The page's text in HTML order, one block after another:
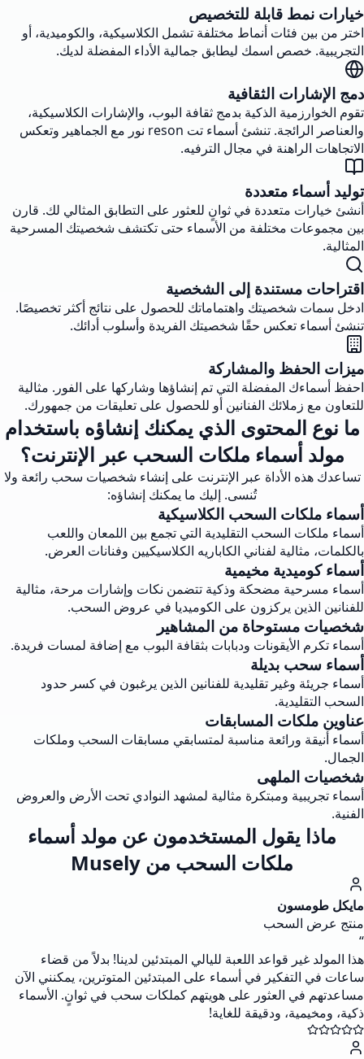
خيارات نمط قابلة للتخصيص
اختر من بين فئات أنماط مختلفة تشمل الكلاسيكية، والكوميدية، أو
التجريبية. خصص اسمك ليطابق جمالية الأداء المفضلة لديك.
دمج الإشارات الثقافية
تقوم الخوارزمية الذكية بدمج ثقافة البوب، والإشارات الكلاسيكية،
والعناصر الرائجة. تنشئ أسماء تت reson نور مع الجماهير وتعكس
الاتجاهات الراهنة في مجال الترفيه.
توليد أسماء متعددة
أنشئ خيارات متعددة في ثوانٍ للعثور على التطابق المثالي لك. قارن
بين مجموعات مختلفة من الأسماء حتى تكتشف شخصيتك المسرحية
المثالية.
اقتراحات مستندة إلى الشخصية
ادخل سمات شخصيتك واهتماماتك للحصول على نتائج أكثر تخصيصًا.
تنشئ أسماء تعكس حقًا شخصيتك الفريدة وأسلوب أدائك.
ميزات الحفظ والمشاركة
احفظ أسماءك المفضلة التي تم إنشاؤها وشاركها على الفور. مثالية
للتعاون مع زملائك الفنانين أو للحصول على تعليقات من جمهورك.
ما نوع المحتوى الذي يمكنك إنشاؤه باستخدام
مولد أسماء ملكات السحب عبر الإنترنت؟
تساعدك هذه الأداة عبر الإنترنت على إنشاء شخصيات سحب رائعة ولا
تُنسى. إليك ما يمكنك إنشاؤه:
أسماء ملكات السحب الكلاسيكية
أسماء ملكات السحب التقليدية التي تجمع بين اللمعان واللعب
بالكلمات، مثالية لفناني الكاباريه الكلاسيكيين وفنانات العرض.
أسماء كوميدية مخيمية
أسماء مسرحية مضحكة وذكية تتضمن نكات وإشارات مرحة، مثالية
للفنانين الذين يركزون على الكوميديا في عروض السحب.
شخصيات مستوحاة من المشاهير
أسماء تكرم الأيقونات ودبابات بثقافة البوب مع إضافة لمسات فريدة.
أسماء سحب بديلة
أسماء جريئة وغير تقليدية للفنانين الذين يرغبون في كسر حدود
السحب التقليدية.
عناوين ملكات المسابقات
أسماء أنيقة ورائعة مناسبة لمتسابقي مسابقات السحب وملكات
الجمال.
شخصيات الملهى
أسماء تجريبية ومبتكرة مثالية لمشهد النوادي تحت الأرض والعروض
الفنية.
ماذا يقول المستخدمون عن مولد أسماء
ملكات السحب من Musely
مايكل طومسون
منتج عرض السحب
“
هذا المولد غير قواعد اللعبة لليالي المبتدئين لدينا! بدلاً من قضاء
ساعات في التفكير في أسماء على المبتدئين المتوترين، يمكنني الآن
مساعدتهم في العثور على هويتهم كملكات سحب في ثوانٍ. الأسماء
ذكية، ومخيمية، ودقيقة للغاية!